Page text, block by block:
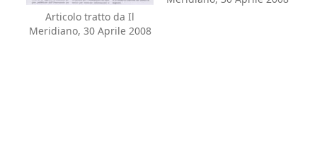
Articolo tratto da Il
Meridiano, 30 Aprile 2008